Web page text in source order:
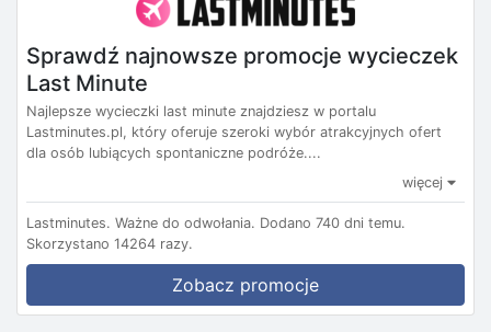
Sprawdź najnowsze promocje wycieczek
Last Minute
Najlepsze wycieczki last minute znajdziesz w portalu
Lastminutes.pl, który oferuje szeroki wybór atrakcyjnych ofert
dla osób lubiących spontaniczne podróże....
więcej
Lastminutes. Ważne do odwołania. Dodano 740 dni temu.
Skorzystano 14264 razy.
Zobacz promocje